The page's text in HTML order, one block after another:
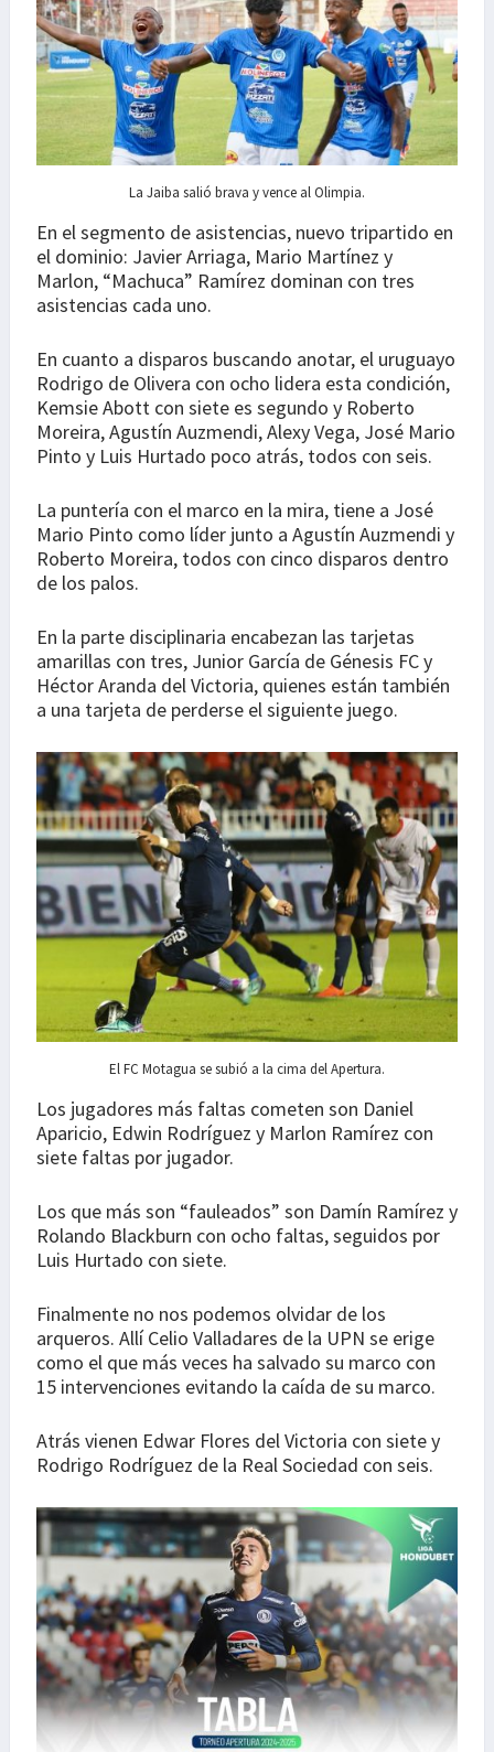
La Jaiba salió brava y vence al Olimpia.
En el segmento de asistencias, nuevo tripartido en
el dominio: Javier Arriaga, Mario Martínez y
Marlon, “Machuca” Ramírez dominan con tres
asistencias cada uno.
En cuanto a disparos buscando anotar, el uruguayo
Rodrigo de Olivera con ocho lidera esta condición,
Kemsie Abott con siete es segundo y Roberto
Moreira, Agustín Auzmendi, Alexy Vega, José Mario
Pinto y Luis Hurtado poco atrás, todos con seis.
La puntería con el marco en la mira, tiene a José
Mario Pinto como líder junto a Agustín Auzmendi y
Roberto Moreira, todos con cinco disparos dentro
de los palos.
En la parte disciplinaria encabezan las tarjetas
amarillas con tres, Junior García de Génesis FC y
Héctor Aranda del Victoria, quienes están también
a una tarjeta de perderse el siguiente juego.
El FC Motagua se subió a la cima del Apertura.
Los jugadores más faltas cometen son Daniel
Aparicio, Edwin Rodríguez y Marlon Ramírez con
siete faltas por jugador.
Los que más son “fauleados” son Damín Ramírez y
Rolando Blackburn con ocho faltas, seguidos por
Luis Hurtado con siete.
Finalmente no nos podemos olvidar de los
arqueros. Allí Celio Valladares de la UPN se erige
como el que más veces ha salvado su marco con
15 intervenciones evitando la caída de su marco.
Atrás vienen Edwar Flores del Victoria con siete y
Rodrigo Rodríguez de la Real Sociedad con seis.